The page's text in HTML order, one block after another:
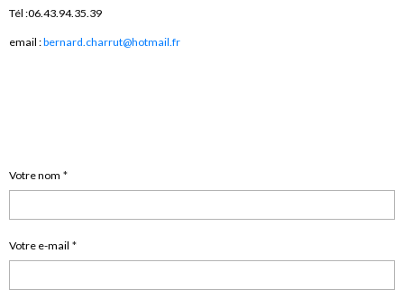
Tél :06.43.94.35.39
email :bernard.charrut@hotmail.fr
Votre nom
Votre e-mail